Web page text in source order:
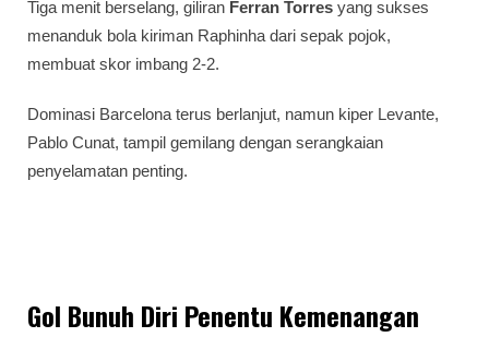
Tiga menit berselang, giliran Ferran Torres yang sukses
menanduk bola kiriman Raphinha dari sepak pojok,
membuat skor imbang 2-2.
Dominasi Barcelona terus berlanjut, namun kiper Levante,
Pablo Cunat, tampil gemilang dengan serangkaian
penyelamatan penting.
Gol Bunuh Diri Penentu Kemenangan